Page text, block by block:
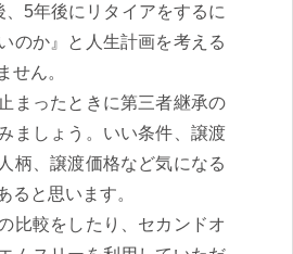
、5年後にリタイアをするに
のか』と人生計画を考える
せん。
まったときに第三者継承の
ましょう。いい条件、譲渡
柄、譲渡価格など気になる
ると思います。
比較をしたり、セカンドオ